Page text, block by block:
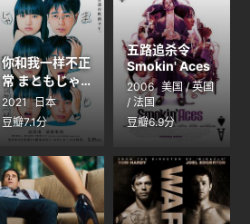
你和我一样不正
常 まともじゃ
ないのは君も一
緒
2021 日本
豆瓣7.1分
五路追杀令
Smokin' Aces
2006 美国 / 英国
/ 法国
豆瓣6.9分